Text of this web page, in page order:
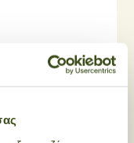
for thousands